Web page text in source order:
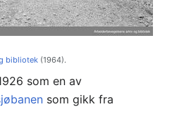
bibliotek (1964).
som en av
som gikk fra